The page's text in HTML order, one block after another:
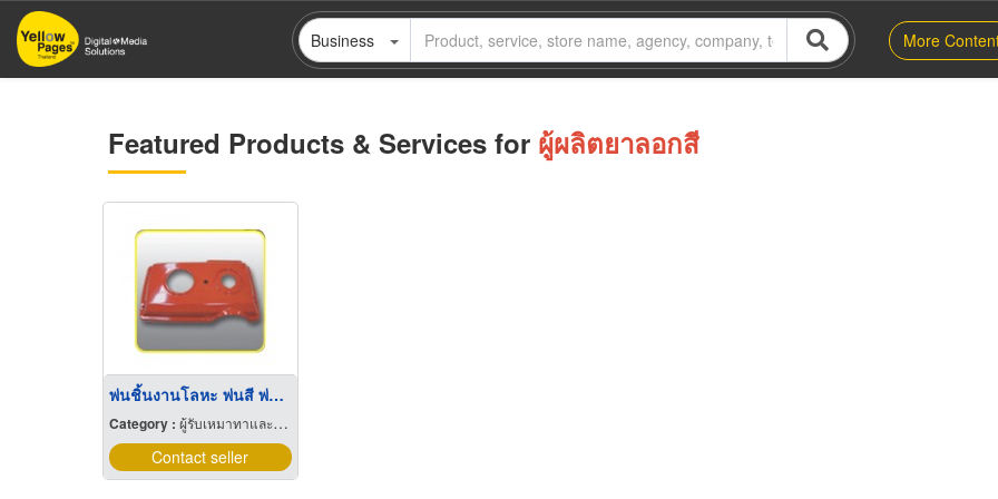
Skip
main
Business More
Featured Products & Services for ผู้ผลิตยาลอกสี
พ่นชิ้นงานโลหะ พ่นสี พ่นสีฝุ่น เคลือบสีฝุ่น สีอีพ๊อกซี่
Category : ผู้รับเหมาทาและพ่นสี
Contact seller